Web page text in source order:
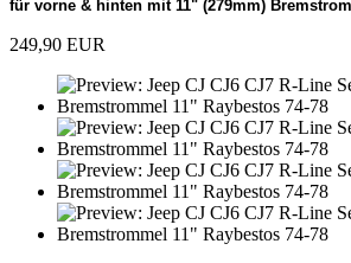
für vorne & hinten mit 11" (279mm)
249,90 EUR